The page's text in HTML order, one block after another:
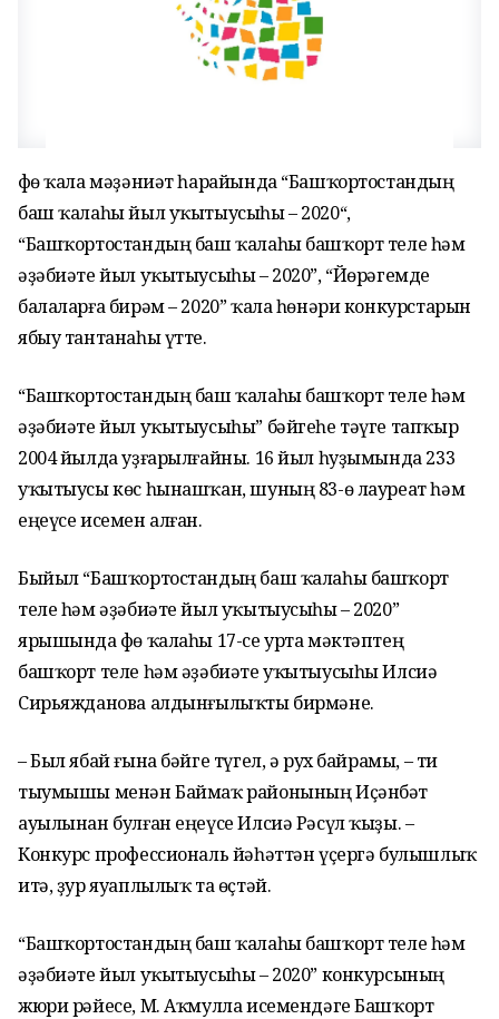
Өфө ҡала мәҙәниәт һарайында “Башҡортостандың
баш ҡалаһы йыл уҡытыусыһы – 2020“,
“Башҡортостандың баш ҡалаһы башҡорт теле һәм
әҙәбиәте йыл уҡытыусыһы – 2020”, “Йөрәгемде
балаларға бирәм – 2020” ҡала һөнәри конкурстарын
ябыу тантанаһы үтте.
“Башҡортостандың баш ҡалаһы башҡорт теле һәм
әҙәбиәте йыл уҡытыусыһы” бәйгеһе тәүге тапҡыр
2004 йылда уҙғарылғайны. 16 йыл һуҙымында 233
уҡытыусы көс һынашҡан, шуның 83-ө лауреат һәм
еңеүсе исемен алған.
Быйыл “Башҡортостандың баш ҡалаһы башҡорт
теле һәм әҙәбиәте йыл уҡытыусыһы – 2020”
ярышында Өфө ҡалаһы 17-се урта мәктәптең
башҡорт теле һәм әҙәбиәте уҡытыусыһы Илсиә
Сирьяжданова алдынғылыҡты бирмәне.
– Был ябай ғына бәйге түгел, ә рух байрамы, – ти
тыумышы менән Баймаҡ районының Иҫәнбәт
ауылынан булған еңеүсе Илсиә Рәсүл ҡыҙы. –
Конкурс профессиональ йәһәттән үҫергә булышлыҡ
итә, ҙур яуаплылыҡ та өҫтәй.
“Башҡортостандың баш ҡалаһы башҡорт теле һәм
әҙәбиәте йыл уҡытыусыһы – 2020” конкурсының
жюри рәйесе, М. Аҡмулла исемендәге Башҡорт